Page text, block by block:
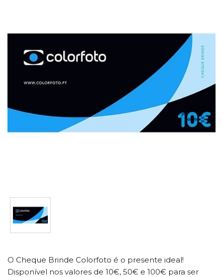
O Cheque Brinde Colorfoto é o presente ideal!
Disponível nos valores de 10€, 50€ e 100€ para ser